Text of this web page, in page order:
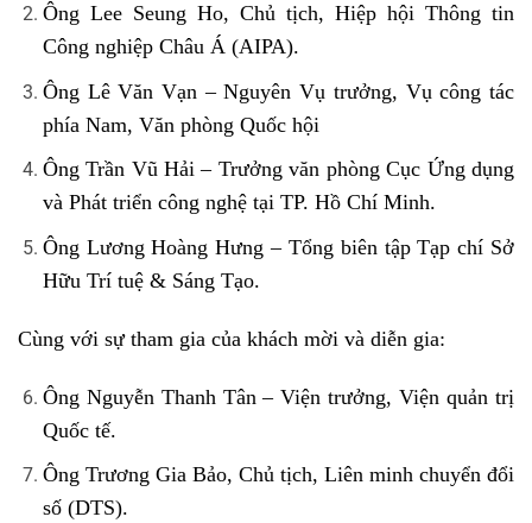
Ông Lee Seung Ho, Chủ tịch, Hiệp hội Thông tin
Công nghiệp Châu Á (AIPA).
Ông Lê Văn Vạn – Nguyên Vụ trưởng, Vụ công tác
phía Nam, Văn phòng Quốc hội
Ông Trần Vũ Hải – Trưởng văn phòng Cục Ứng dụng
và Phát triển công nghệ tại TP. Hồ Chí Minh.
Ông Lương Hoàng Hưng – Tổng biên tập Tạp chí Sở
Hữu Trí tuệ & Sáng Tạo.
Cùng với sự tham gia của khách mời và diễn gia:
Ông Nguyễn Thanh Tân – Viện trưởng, Viện quản trị
Quốc tế.
Ông Trương Gia Bảo, Chủ tịch, Liên minh chuyển đổi
số (DTS).